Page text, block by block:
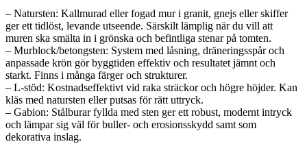
– Natursten: Kallmurad eller fogad mur i granit, gnejs eller skiffer
ger ett tidlöst, levande utseende. Särskilt lämplig när du vill att
muren ska smälta in i grönska och befintliga stenar på tomten.
– Murblock/betongsten: System med låsning, dräneringsspår och
anpassade krön gör byggtiden effektiv och resultatet jämnt och
starkt. Finns i många färger och strukturer.
– L-stöd: Kostnadseffektivt vid raka sträckor och högre höjder. Kan
kläs med natursten eller putsas för rätt uttryck.
– Gabion: Stålburar fyllda med sten ger ett robust, modernt intryck
och lämpar sig väl för buller- och erosionsskydd samt som
dekorativa inslag.